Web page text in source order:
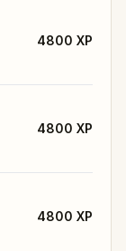
4800 XP
4800 XP
4800 XP